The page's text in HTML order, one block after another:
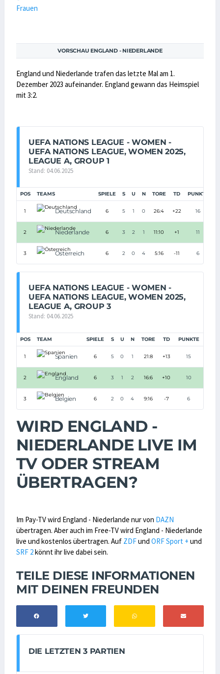
VORSCHAU ENGLAND - NIEDERLANDE
England und Niederlande trafen das letzte Mal am 1.
Dezember 2023 aufeinander. England gewann das Heimspiel
mit 3:2.
UEFA NATIONS LEAGUE - WOMEN -
UEFA NATIONS LEAGUE, WOMEN 2025,
LEAGUE A, GROUP 1
Stand: 04.06.2025
POS TEAMS SPIELE S U N TORE TD PUNKTE
1 Deutschland 6 5 1 0 26:4 +22 16
2 Niederlande 6 3 2 1 11:10 +1 11
3 Österreich 6 2 0 4 5:16 -11 6
UEFA NATIONS LEAGUE - WOMEN -
UEFA NATIONS LEAGUE, WOMEN 2025,
LEAGUE A, GROUP 3
Stand: 04.06.2025
POS TEAM SPIELE S U N TORE TD PUNKTE
1 Spanien 6 5 0 1 21:8 +13 15
2 England 6 3 1 2 16:6 +10 10
3 Belgien 6 2 0 4 9:16 -7 6
WIRD ENGLAND -
NIEDERLANDE LIVE IM
TV ODER STREAM
ÜBERTRAGEN?
Im Pay-TV wird England - Niederlande nur von DAZN
übertragen. Aber auch im Free-TV wird England - Niederlande
live und kostenlos übertragen. Auf ZDFund ORF Sport + und
SRF 2könnt ihr live dabei sein.
TEILE DIESE INFORMATIONEN
MIT DEINEN FREUNDEN
DIE LETZTEN 3 PARTIEN